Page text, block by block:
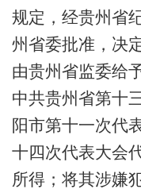
规定，经贵州省
州省委批准，决
由贵州省监委给
中共贵州省第十
阳市第十一次代
十四次代表大会
所得；将其涉嫌